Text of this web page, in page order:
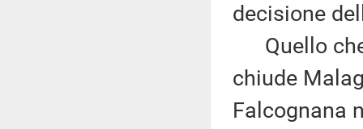
decisione
Quello che
chiude
Falcognana